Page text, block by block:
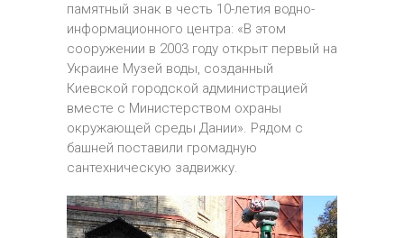
памятный знак в честь 10-летия водно-
информационного центра: «В этом
сооружении в 2003 году открыт первый на
Украине Музей воды, созданный
Киевской городской администрацией
вместе с Министерством охраны
окружающей среды Дании». Рядом с
башней поставили громадную
сантехническую задвижку.